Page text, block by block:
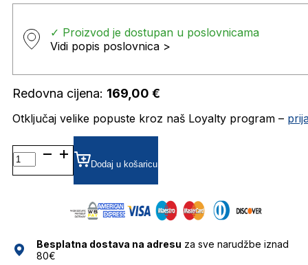
✓ Proizvod je dostupan u poslovnicama
Vidi popis poslovnica >
Redovna cijena: 169,00 €
Otključaj velike popuste kroz naš Loyalty program –
BG6616 DIOPTRIJSKI
OKVIRI
BULGET
Dodaj u košaricu
Besplatna dostava na adresu za sve narudžbe iznad
80€